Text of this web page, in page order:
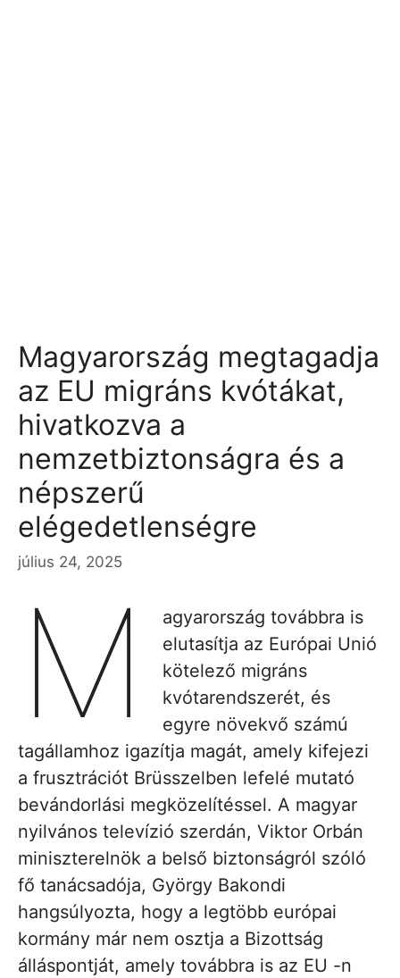
Magyarország megtagadja
az EU migráns kvótákat,
hivatkozva a
nemzetbiztonságra és a
népszerű
elégedetlenségre
július 24, 2025
M
agyarország továbbra is
elutasítja az Európai Unió
kötelező migráns
kvótarendszerét, és
egyre növekvő számú
tagállamhoz igazítja magát, amely kifejezi
a frusztrációt Brüsszelben lefelé mutató
bevándorlási megközelítéssel. A magyar
nyilvános televízió szerdán, Viktor Orbán
miniszterelnök a belső biztonságról szóló
fő tanácsadója, György Bakondi
hangsúlyozta, hogy a legtöbb európai
kormány már nem osztja a Bizottság
álláspontját, amely továbbra is az EU -n